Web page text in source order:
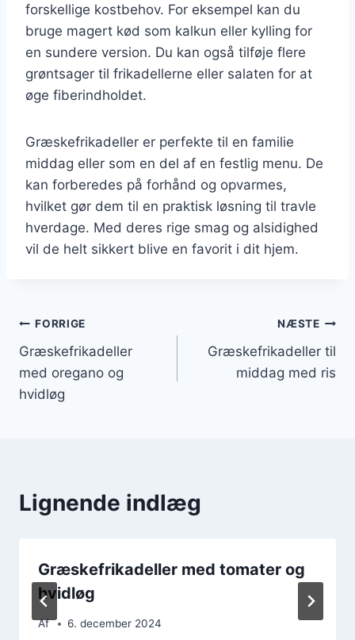
forskellige kostbehov. For eksempel kan du
bruge magert kød som kalkun eller kylling for
en sundere version. Du kan også tilføje flere
grøntsager til frikadellerne eller salaten for at
øge fiberindholdet.
Græskefrikadeller er perfekte til en familie
middag eller som en del af en festlig menu. De
kan forberedes på forhånd og opvarmes,
hvilket gør dem til en praktisk løsning til travle
hverdage. Med deres rige smag og alsidighed
vil de helt sikkert blive en favorit i dit hjem.
Indlægsnavigation
FORRIGE
Græskefrikadeller
med oregano og
hvidløg
NÆSTE
Græskefrikadeller til
middag med ris
Lignende indlæg
Græskefrikadeller med tomater og
hvidløg
Af 6. december 2024